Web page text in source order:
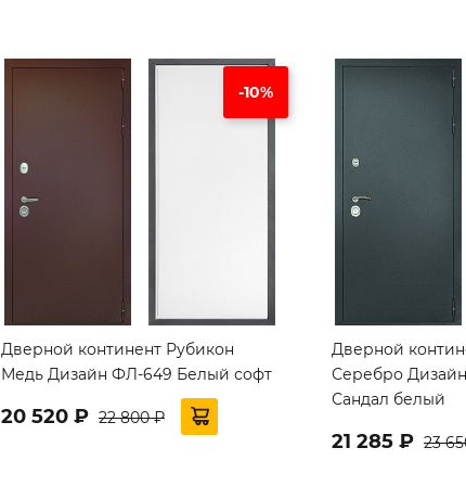
-10%
Дверной континент Рубикон
Медь Дизайн ФЛ-649 Белый софт
20 520 ₽ 22 800 ₽
Дверной
Серебро
Сандал белый
21 285 ₽ 23